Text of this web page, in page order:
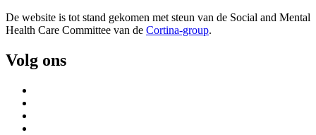
De website is tot stand gekomen met steun van de Social and Mental
Health Care Committee van de Cortina-group.
Volg ons